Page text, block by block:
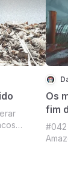
Os
fim
#042